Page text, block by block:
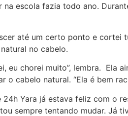
escola fazia todo ano.
até um certo ponto e cortei
no cabelo.
eu chorei muito”, lembra. Ela
cabelo natural. “Ela é bem
Yara já estava feliz com o
sempre tentando mudar. Já